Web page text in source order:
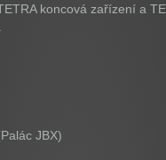
koncová zařízení a
JBX)